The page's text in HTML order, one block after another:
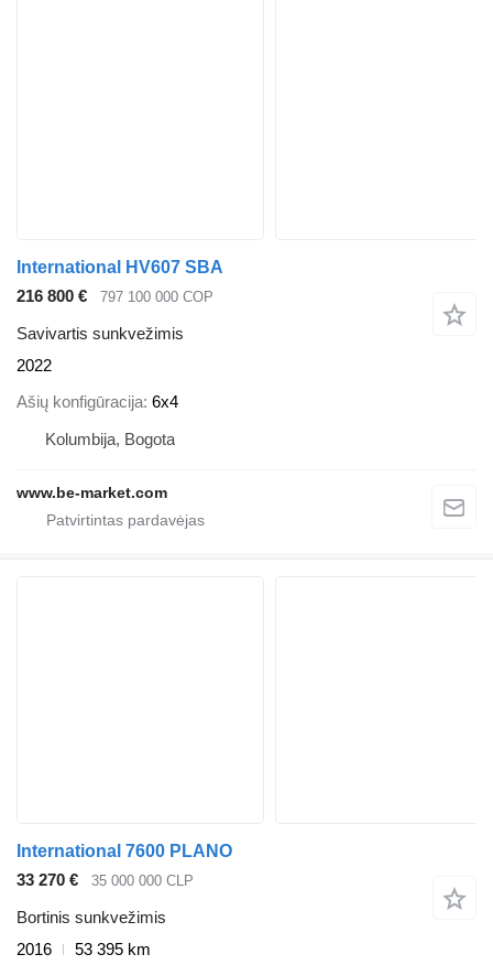
International HV607 SBA
216 800 €
797 100 000 COP
Savivartis sunkvežimis
2022
Ašių konfigūracija 6x4
Kolumbija, Bogota
www.be-market.com
International 7600 PLANO
33 270 €
35 000 000 CLP
Bortinis sunkvežimis
2016
53 395 km